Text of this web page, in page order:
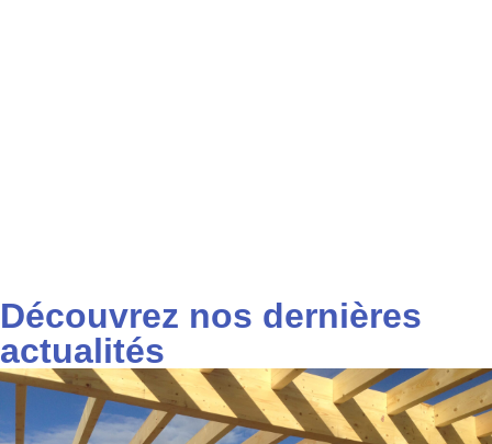
Découvrez nos dernières
actualités